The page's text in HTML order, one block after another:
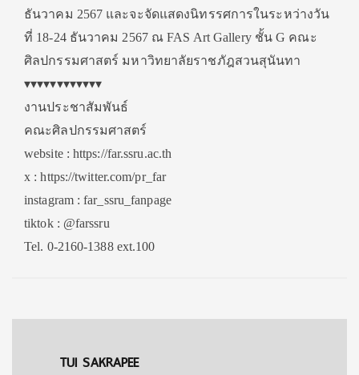
ธันวาคม 2567 และจะจัดแสดงนิทรรศการในระหว่างวัน
ที่ 18-24 ธันวาคม 2567 ณ FAS Art Gallery ชั้น G คณะ
ศิลปกรรมศาสตร์ มหาวิทยาลัยราชภัฎสวนสุนันทา
▾▾▾▾▾▾▾▾▾▾▾▾
งานประชาสัมพันธ์
คณะศิลปกรรมศาสตร์
website : https://far.ssru.ac.th
x : https://twitter.com/pr_far
instagram : far_ssru_fanpage
tiktok : @farssru
Tel. 0-2160-1388 ext.100
TUI SAKRAPEE